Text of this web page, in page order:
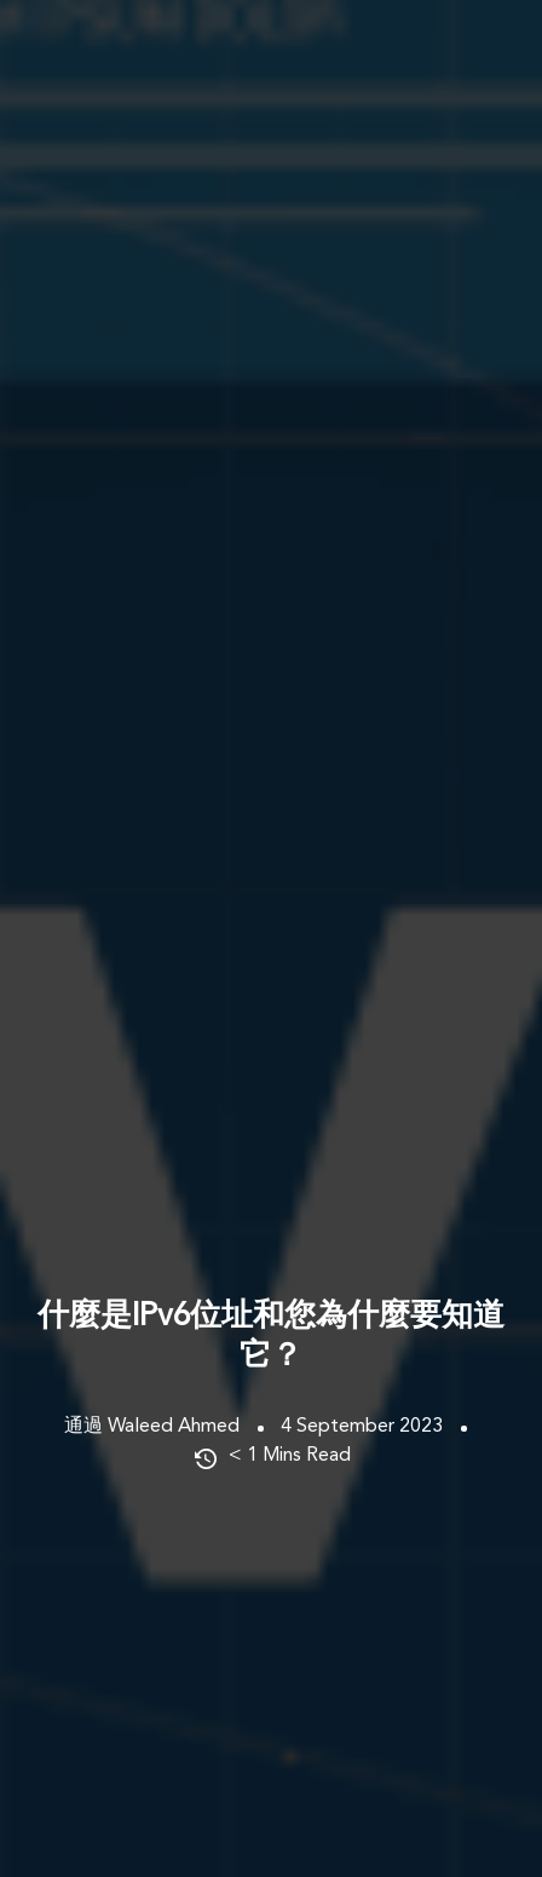
什麼是IPv6位址和您為什麼要知道
它？
通過 Waleed Ahmed
4 September 2023
< 1
Mins Read